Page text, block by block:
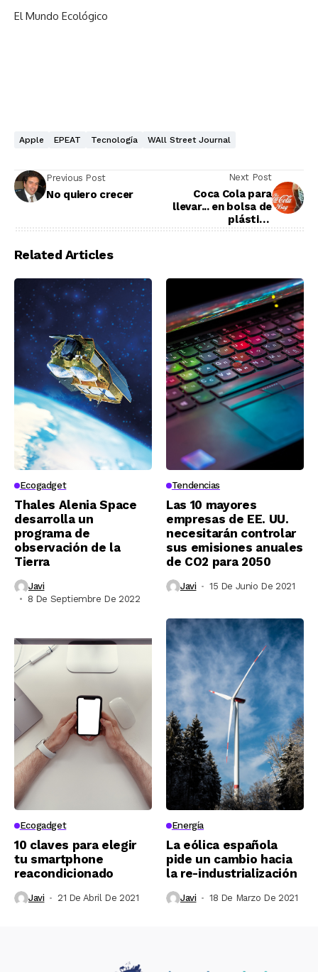
El Mundo Ecológico
Apple EPEAT Tecnología WAll Street Journal
Previous Post
No quiero crecer
Next Post
Coca Cola para
llevar... en bolsa de
plástico
Related Articles
Ecogadget
Thales Alenia Space
desarrolla un
programa de
observación de la
Tierra
Javi
8 De Septiembre De 2022
Tendencias
Las 10 mayores
empresas de EE. UU.
necesitarán controlar
sus emisiones anuales
de CO2 para 2050
Javi 15 De Junio De 2021
Ecogadget
10 claves para elegir
tu smartphone
reacondicionado
Javi 21 De Abril De 2021
Energía
La eólica española
pide un cambio hacia
la re-industrialización
Javi 18 De Marzo De 2021